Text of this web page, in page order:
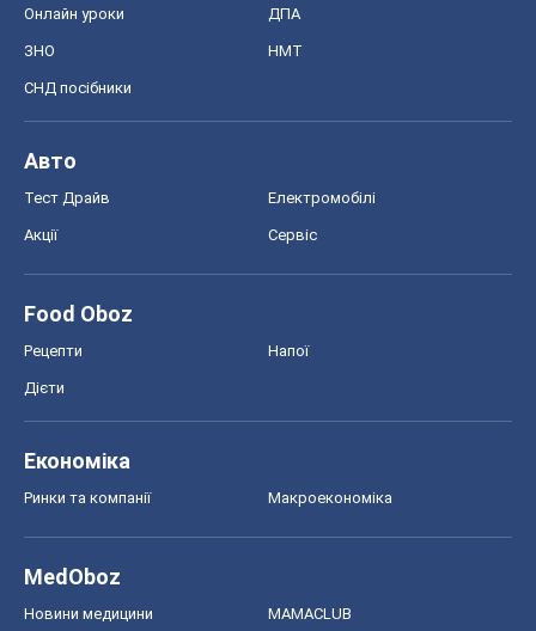
Онлайн уроки ДПА
ЗНО НМТ
СНД посібники
Авто
Тест Драйв Електромобілі
Акції Сервіс
Food Oboz
Рецепти Напої
Дієти
Економіка
Ринки та компанії Макроекономіка
MedOboz
Новини медицини MAMACLUB